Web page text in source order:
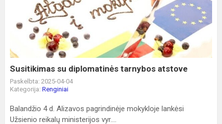
diplomatinės
tarnybos
atstove
Susitikimas su diplomatinės tarnybos atstove
Paskelbta: 2025-04-04
Kategorija: Renginiai
Balandžio 4 d. Alizavos pagrindinėje mokykloje lankėsi
Užsienio reikalų ministerijos vyr....